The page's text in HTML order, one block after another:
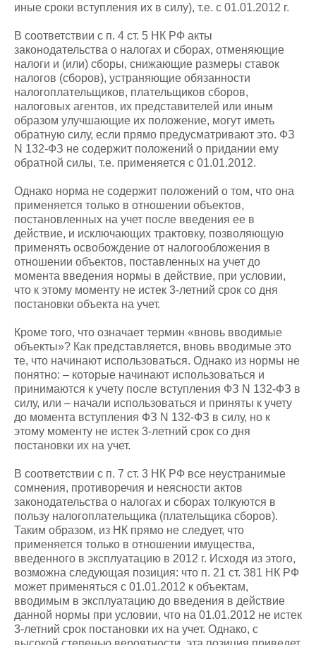
иные сроки вступления их в силу), т.е. с 01.01.2012 г.
В соответствии с п. 4 ст. 5 НК РФ акты
законодательства о налогах и сборах, отменяющие
налоги и (или) сборы, снижающие размеры ставок
налогов (сборов), устраняющие обязанности
налогоплательщиков, плательщиков сборов,
налоговых агентов, их представителей или иным
образом улучшающие их положение, могут иметь
обратную силу, если прямо предусматривают это. ФЗ
N 132-ФЗ не содержит положений о придании ему
обратной силы, т.е. применяется с 01.01.2012.
Однако норма не содержит положений о том, что она
применяется только в отношении объектов,
постановленных на учет после введения ее в
действие, и исключающих трактовку, позволяющую
применять освобождение от налогообложения в
отношении объектов, поставленных на учет до
момента введения нормы в действие, при условии,
что к этому моменту не истек 3-летний срок со дня
постановки объекта на учет.
Кроме того, что означает термин «вновь вводимые
объекты»? Как представляется, вновь вводимые это
те, что начинают использоваться. Однако из нормы не
понятно: – которые начинают использоваться и
принимаются к учету после вступления ФЗ N 132-ФЗ в
силу, или – начали использоваться и приняты к учету
до момента вступления ФЗ N 132-ФЗ в силу, но к
этому моменту не истек 3-летний срок со дня
постановки их на учет.
В соответствии с п. 7 ст. 3 НК РФ все неустранимые
сомнения, противоречия и неясности актов
законодательства о налогах и сборах толкуются в
пользу налогоплательщика (плательщика сборов).
Таким образом, из НК прямо не следует, что
применяется только в отношении имущества,
введенного в эксплуатацию в 2012 г. Исходя из этого,
возможна следующая позиция: что п. 21 ст. 381 НК РФ
может применяться с 01.01.2012 к объектам,
вводимым в эксплуатацию до введения в действие
данной нормы при условии, что на 01.01.2012 не истек
3-летний срок постановки их на учет. Однако, с